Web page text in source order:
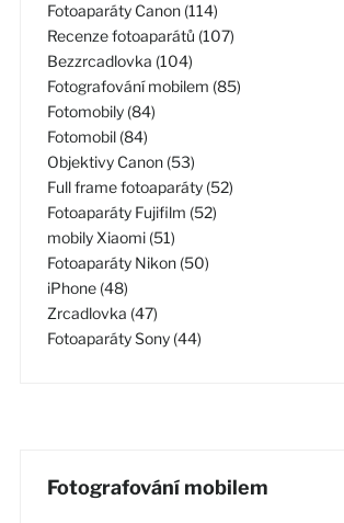
Fotoaparáty Canon (114)
Recenze fotoaparátů (107)
Bezzrcadlovka (104)
Fotografování mobilem (85)
Fotomobily (84)
Fotomobil (84)
Objektivy Canon (53)
Full frame fotoaparáty (52)
Fotoaparáty Fujifilm (52)
mobily Xiaomi (51)
Fotoaparáty Nikon (50)
iPhone (48)
Zrcadlovka (47)
Fotoaparáty Sony (44)
Fotografování mobilem